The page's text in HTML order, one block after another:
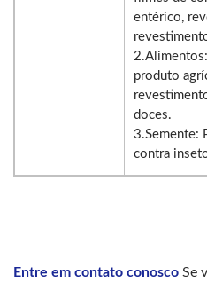
entérico,
produto
doces.
3.Semente:
contra
Entre em contato conosco Se